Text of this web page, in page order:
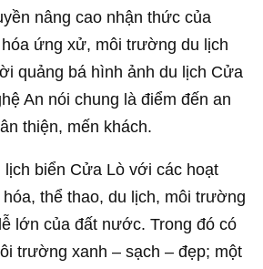
nâng cao nhận thức của
ứng xử, môi trường du lịch
quảng bá hình ảnh du lịch Cửa
An nói chung là điểm đến an
thiện, mến khách.
biển Cửa Lò với các hoạt
thể thao, du lịch, môi trường
lớn của đất nước. Trong đó có
trường xanh – sạch – đẹp; một